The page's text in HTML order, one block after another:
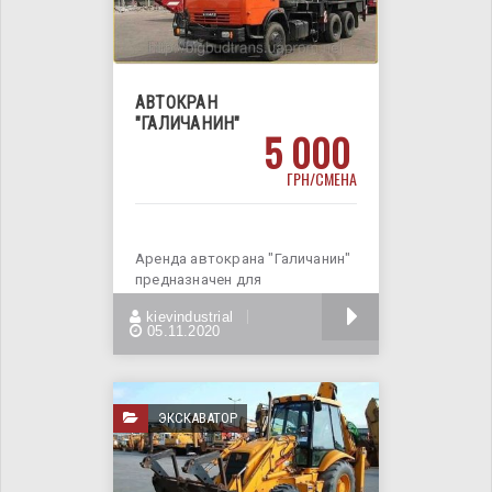
АВТОКРАН
"ГАЛИЧАНИН"
5 000
ГРН/СМЕНА
Аренда автокрана "Галичанин"
предназначен для
работ и строительно -
kievindustrial
05.11.2020
ЭКСКАВАТОР